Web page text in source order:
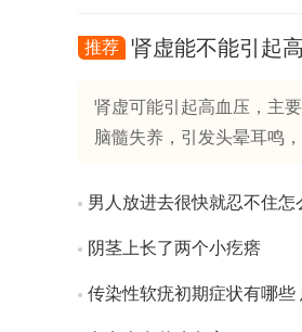
推荐 肾虚能不能引起
肾虚可能引起高血压，主
脑髓失养，引发头晕耳鸣
男人放进去很快就忍不住怎
阴茎上长了两个小疙瘩
传染性软疣初期症状有哪些 患传染性软疣会